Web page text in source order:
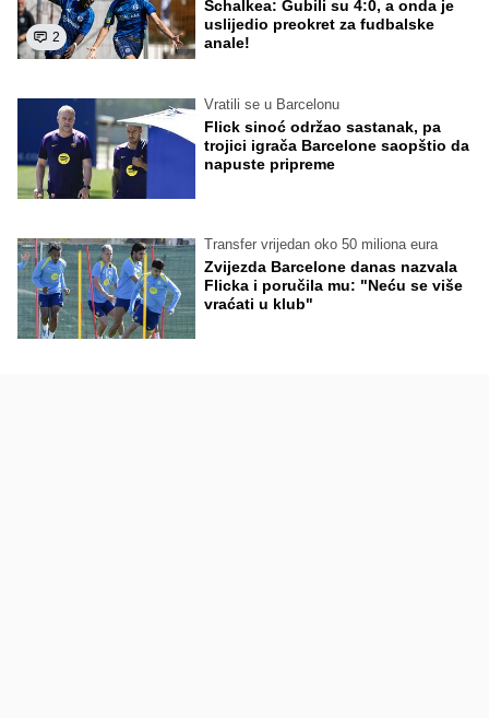
2
Schalkea: Gubili su 4:0, a onda je
uslijedio preokret za fudbalske
anale!
Vratili se u Barcelonu
Flick sinoć održao sastanak, pa
trojici igrača Barcelone saopštio da
napuste pripreme
Transfer vrijedan oko 50 miliona eura
Zvijezda Barcelone danas nazvala
Flicka i poručila mu: "Neću se više
vraćati u klub"